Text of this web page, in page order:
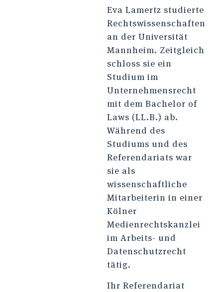
Eva Lamertz studierte
Rechtswissenschaften
an der Universität
Mannheim. Zeitgleich
schloss sie ein
Studium im
Unternehmensrecht
mit dem Bachelor of
Laws (LL.B.) ab.
Während des
Studiums und des
Referendariats war
sie als
wissenschaftliche
Mitarbeiterin in einer
Kölner
Medienrechtskanzlei
im Arbeits- und
Datenschutzrecht
tätig.
Ihr Referendariat